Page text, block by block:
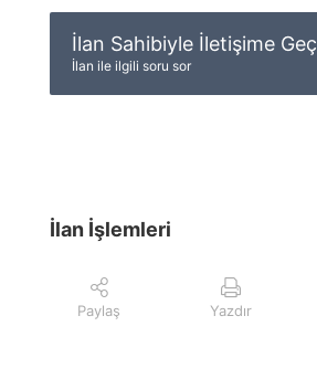
İlan Sahibiyle İletişime Geç
İlan ile ilgili soru sor
İlan İşlemleri
Paylaş Yazdır